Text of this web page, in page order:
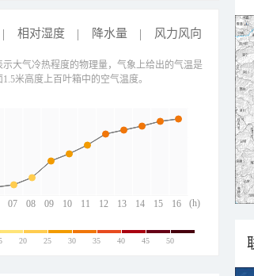
相对湿度 降水量 风力风向
07 08 09 10 11 12 13 14 15 16
(h)
示大气冷热程度的物理量，气象上给出的气温是
米高度上百叶箱中的空气温度。
20 25 30 35 40 45 50